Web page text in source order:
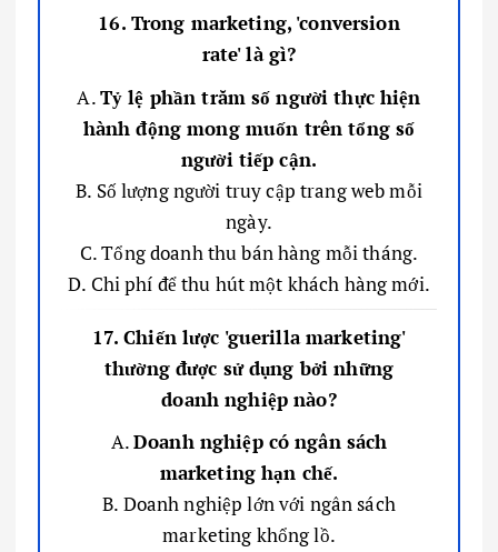
16. Trong marketing, 'conversion
rate' là gì?
A.Tỷ lệ phần trăm số người thực hiện
hành động mong muốn trên tổng số
người tiếp cận.
B. Số lượng người truy cập trang web mỗi
ngày.
C. Tổng doanh thu bán hàng mỗi tháng.
D. Chi phí để thu hút một khách hàng mới.
17. Chiến lược 'guerilla marketing'
thường được sử dụng bởi những
doanh nghiệp nào?
A.Doanh nghiệp có ngân sách
marketing hạn chế.
B. Doanh nghiệp lớn với ngân sách
marketing khổng lồ.